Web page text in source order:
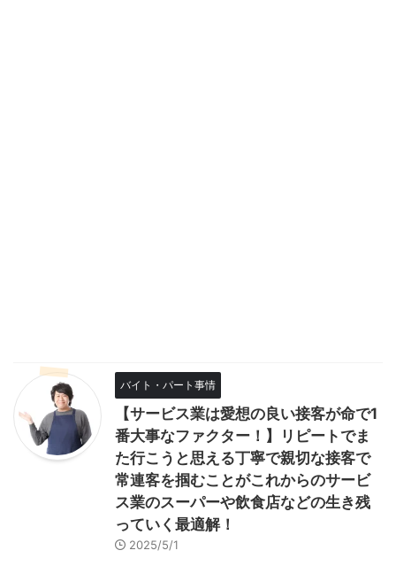
バイト・パート事情
【サービス業は愛想の良い接客が命で1
番大事なファクター！】リピートでま
た行こうと思える丁寧で親切な接客で
常連客を掴むことがこれからのサービ
ス業のスーパーや飲食店などの生き残
っていく最適解！
2025/5/1